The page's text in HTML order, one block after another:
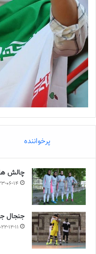
پرخواننده
چالش
06-14
جنجال
12-11